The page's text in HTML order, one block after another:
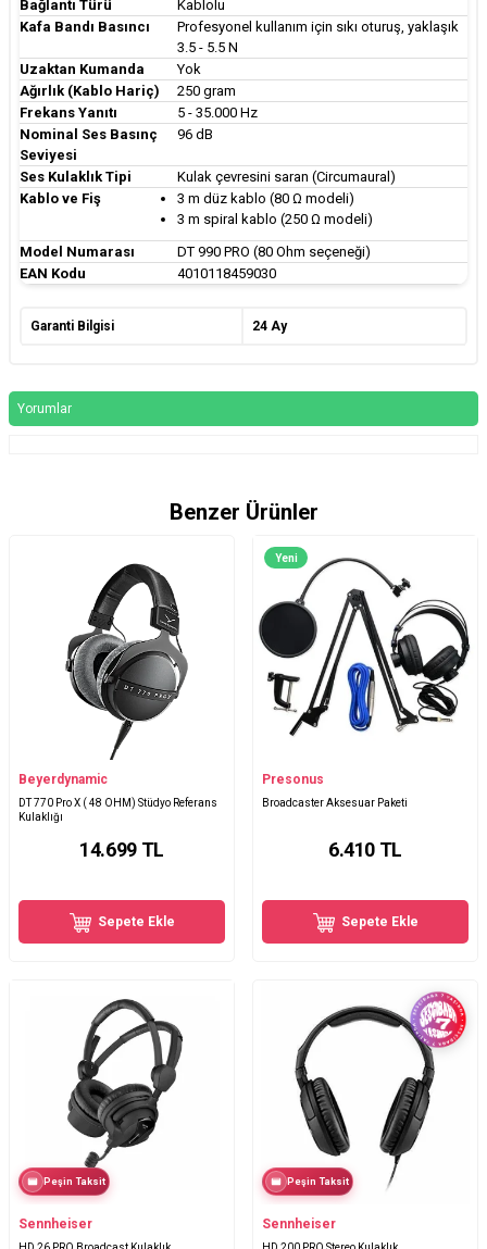
Bağlantı Türü
Kablolu
Kafa Bandı Basıncı
Profesyonel kullanım için sıkı oturuş, yaklaşık
3.5 - 5.5 N
Uzaktan Kumanda
Yok
Ağırlık (Kablo Hariç)
250 gram
Frekans Yanıtı
5 - 35.000 Hz
Nominal Ses Basınç
Seviyesi
96 dB
Ses Kulaklık Tipi
Kulak çevresini saran (Circumaural)
Kablo ve Fiş
3 m düz kablo (80 Ω modeli)
3 m spiral kablo (250 Ω modeli)
Model Numarası
DT 990 PRO (80 Ohm seçeneği)
EAN Kodu
4010118459030
Garanti Bilgisi 24 Ay
Yorumlar
Benzer Ürünler
Beyerdynamic
DT 770 Pro X ( 48 OHM) Stüdyo Referans
Kulaklığı
14.699TL
Sepete Ekle
Yeni
Presonus
Broadcaster Aksesuar Paketi
6.410 TL
Sepete Ekle
Peşin Taksit
Sennheiser
Peşin Taksit
Sennheiser